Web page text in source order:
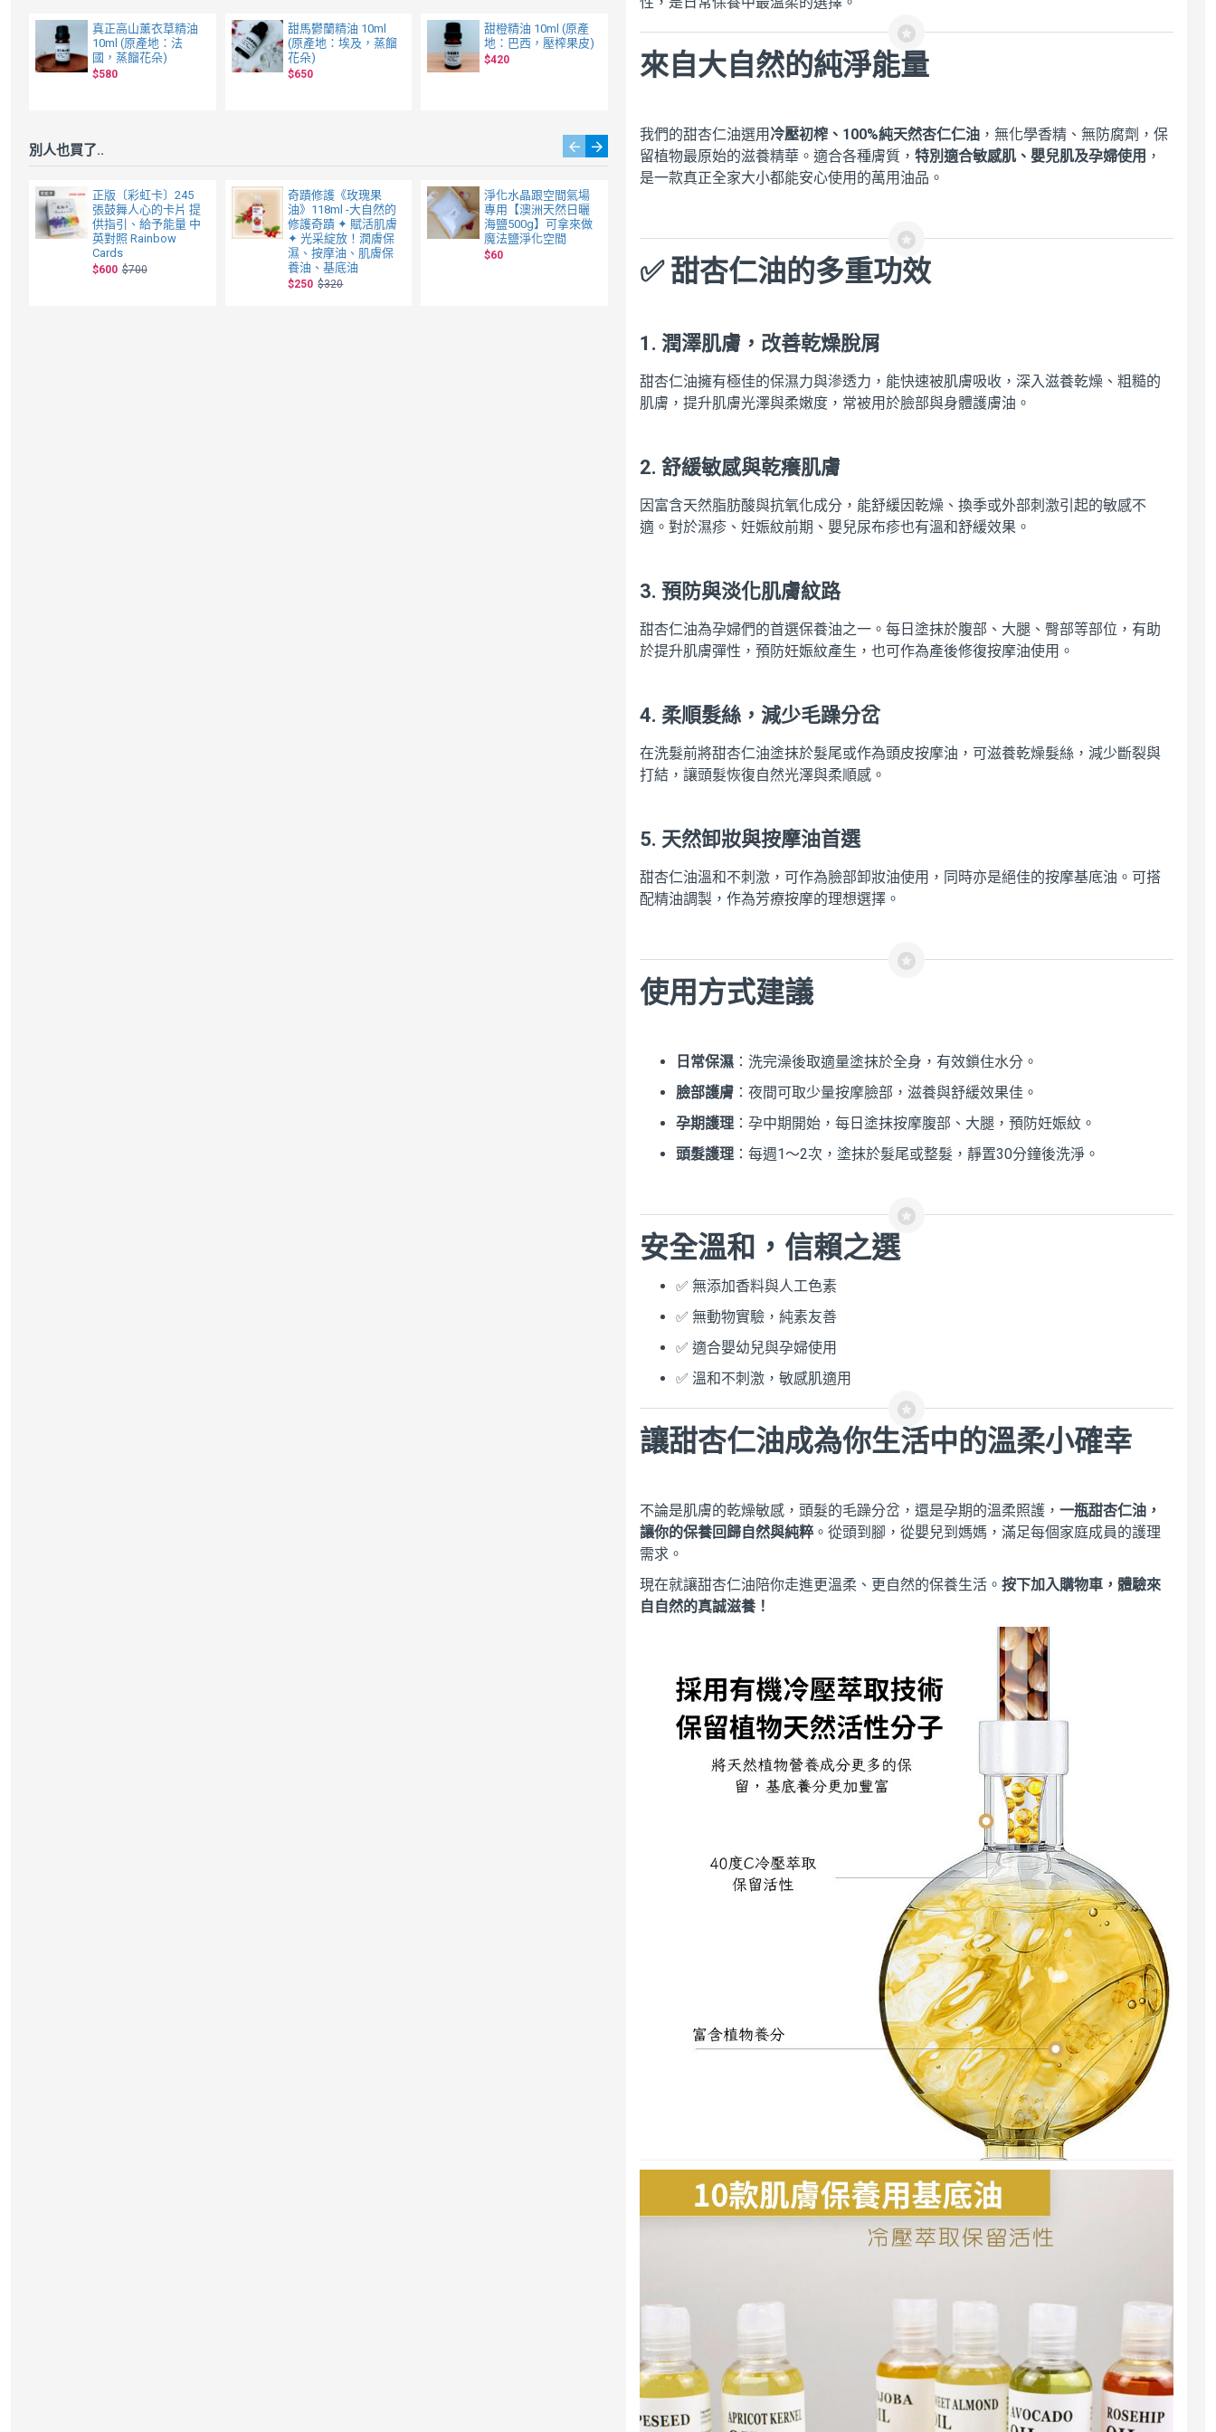
真正高山薰衣草精油
10ml (原產地：法
國，蒸餾花朵)
$580
甜馬鬱蘭精油 10ml
(原產地：埃及，蒸餾
花朵)
$650
甜橙精油 10ml (原產
地：巴西，壓榨果皮)
$420
安息香精油 10ml (原
劑萃取樹脂)
$480
最新植物油效用指
南：芳療複方、手工
皂、補充營養必備的
99種天然油脂！
別人也買了..
正版〔彩虹卡〕245
張鼓舞人心的卡片 提
供指引、給予能量 中
英對照 Rainbow
Cards
$600 $700
奇蹟修護《玫瑰果
油》118ml -大自然的
修護奇蹟 ✦ 賦活肌膚
✦ 光采綻放！潤膚保
濕、按摩油、肌膚保
養油、基底油
$250 $320
淨化水晶跟空間氣場
專用【澳洲天然日曬
海鹽500g】可拿來做
魔法鹽淨化空間
$60
緻有光澤、潤膚保
濕、按摩油、肌膚保
養油、基底油
$159 $210
質適用！潤膚保濕、
按摩油、肌膚保養
油、基底油
$280 $350
來自大自然的純淨能量
我們的甜杏仁油選用 冷壓初榨、100%純天然杏仁仁油 ，無化學香精、無防腐劑，保
留植物最原始的滋養精華。適合各種膚質， 特別適合敏感肌、嬰兒肌及孕婦使用 ，
是一款真正全家大小都能安心使用的萬用油品。
✅ 甜杏仁油的多重功效
1. 潤澤肌膚，改善乾燥脫屑
甜杏仁油擁有極佳的保濕力與滲透力，能快速被肌膚吸收，深入滋養乾燥、粗糙的
肌膚，提升肌膚光澤與柔嫩度，常被用於臉部與身體護膚油。
2. 舒緩敏感與乾癢肌膚
因富含天然脂肪酸與抗氧化成分，能舒緩因乾燥、換季或外部刺激引起的敏感不
適。對於濕疹、妊娠紋前期、嬰兒尿布疹也有溫和舒緩效果。
3. 預防與淡化肌膚紋路
甜杏仁油為孕婦們的首選保養油之一。每日塗抹於腹部、大腿、臀部等部位，有助
於提升肌膚彈性，預防妊娠紋產生，也可作為產後修復按摩油使用。
4. 柔順髮絲，減少毛躁分岔
在洗髮前將甜杏仁油塗抹於髮尾或作為頭皮按摩油，可滋養乾燥髮絲，減少斷裂與
打結，讓頭髮恢復自然光澤與柔順感。
5. 天然卸妝與按摩油首選
甜杏仁油溫和不刺激，可作為臉部卸妝油使用，同時亦是絕佳的按摩基底油。可搭
配精油調製，作為芳療按摩的理想選擇。
使用方式建議
日常保濕 ：洗完澡後取適量塗抹於全身，有效鎖住水分。
臉部護膚 ：夜間可取少量按摩臉部，滋養與舒緩效果佳。
孕期護理 ：孕中期開始，每日塗抹按摩腹部、大腿，預防妊娠紋。
頭髮護理 ：每週1～2次，塗抹於髮尾或整髮，靜置30分鐘後洗淨。
安全溫和，信賴之選
✅ 無添加香料與人工色素
✅ 無動物實驗，純素友善
✅ 適合嬰幼兒與孕婦使用
✅ 溫和不刺激，敏感肌適用
讓甜杏仁油成為你生活中的溫柔小確幸
不論是肌膚的乾燥敏感，頭髮的毛躁分岔，還是孕期的溫柔照護， 一瓶甜杏仁油，
讓你的保養回歸自然與純粹 。從頭到腳，從嬰兒到媽媽，滿足每個家庭成員的護理
需求。
現在就讓甜杏仁油陪你走進更溫柔、更自然的保養生活。 按下加入購物車，體驗來
自自然的真誠滋養！